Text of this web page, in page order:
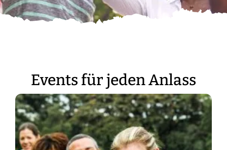
Events für jeden Anlass